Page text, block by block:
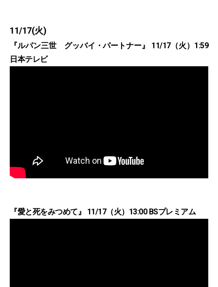
11/17(火)
『ルパン三世 グッバイ・パートナー』 11/17（火）1:59
日本テレビ
『愛と死をみつめて』 11/17（火）13:00 BSプレミアム